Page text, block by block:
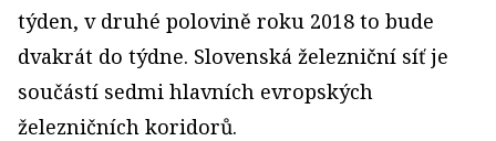
týden, v druhé polovině roku 2018 to bude
dvakrát do týdne. Slovenská železniční síť je
součástí sedmi hlavních evropských
železničních koridorů.